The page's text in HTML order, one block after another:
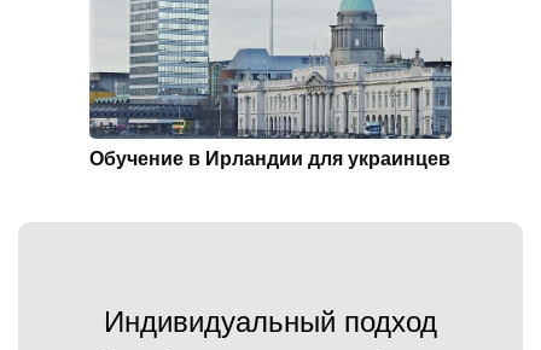
Обучение в Ирландии для украинцев
Индивидуальный подход